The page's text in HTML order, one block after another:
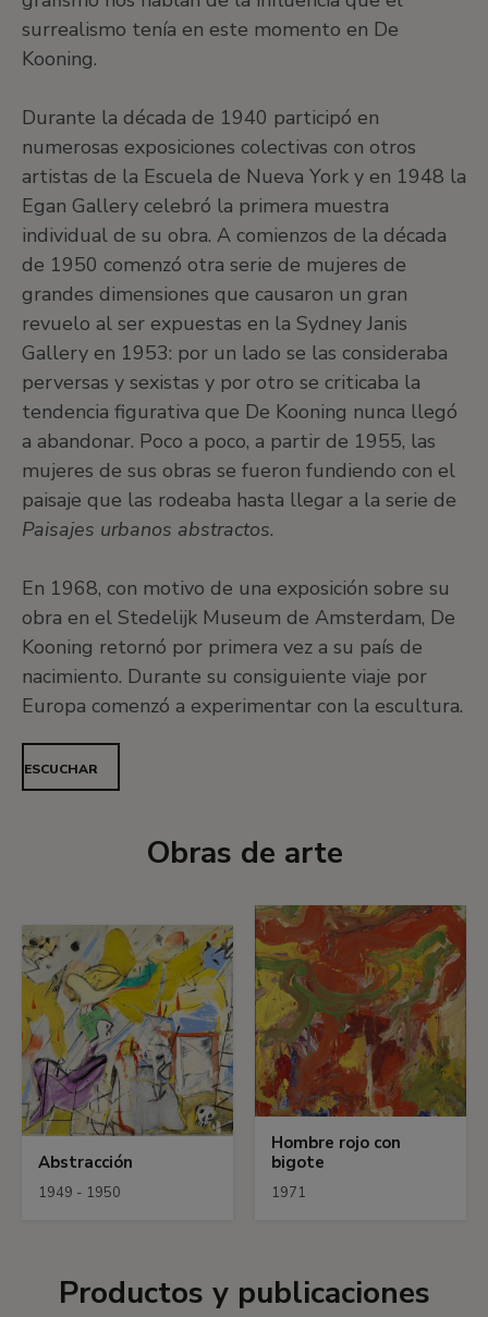
surrealismo tenía en este momento en De
Kooning.
Durante la década de 1940 participó en
numerosas exposiciones colectivas con otros
artistas de la Escuela de Nueva York y en 1948 la
Egan Gallery celebró la primera muestra
individual de su obra. A comienzos de la década
de 1950 comenzó otra serie de mujeres de
grandes dimensiones que causaron un gran
revuelo al ser expuestas en la Sydney Janis
Gallery en 1953: por un lado se las consideraba
perversas y sexistas y por otro se criticaba la
tendencia figurativa que De Kooning nunca llegó
a abandonar. Poco a poco, a partir de 1955, las
mujeres de sus obras se fueron fundiendo con el
paisaje que las rodeaba hasta llegar a la serie de
Paisajes urbanos abstractos.
En 1968, con motivo de una exposición sobre su
obra en el Stedelijk Museum de Amsterdam, De
Kooning retornó por primera vez a su país de
nacimiento. Durante su consiguiente viaje por
Europa comenzó a experimentar con la escultura.
ESCUCHAR
Obras de arte
Abstracción
1949 - 1950
Hombre rojo con
bigote
1971
Productos y publicaciones